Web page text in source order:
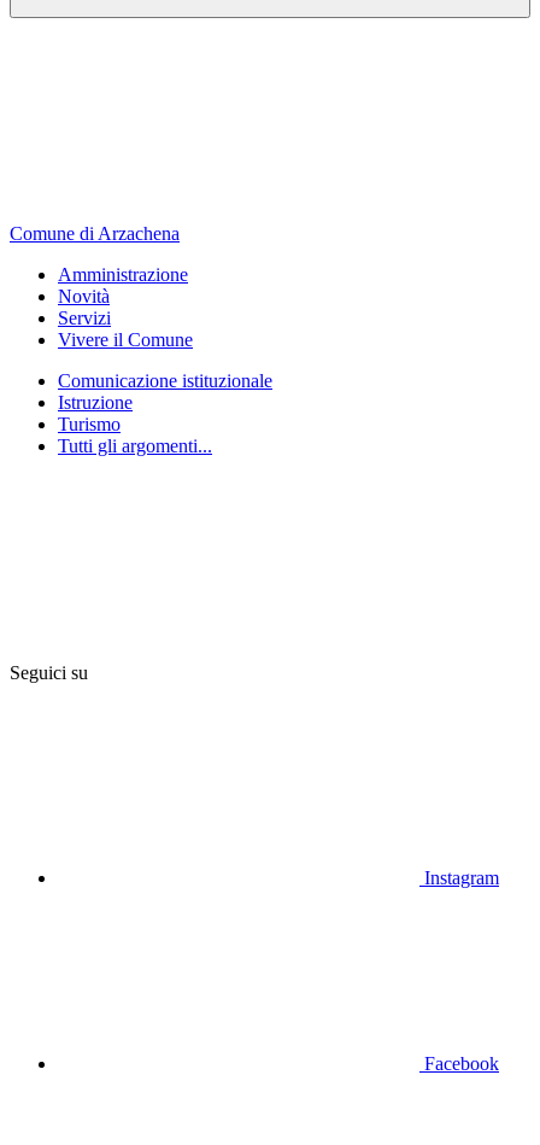
Comune di Arzachena
Amministrazione
Novità
Servizi
Vivere il Comune
Comunicazione istituzionale
Istruzione
Turismo
Tutti gli argomenti...
Seguici su
Instagram
Facebook